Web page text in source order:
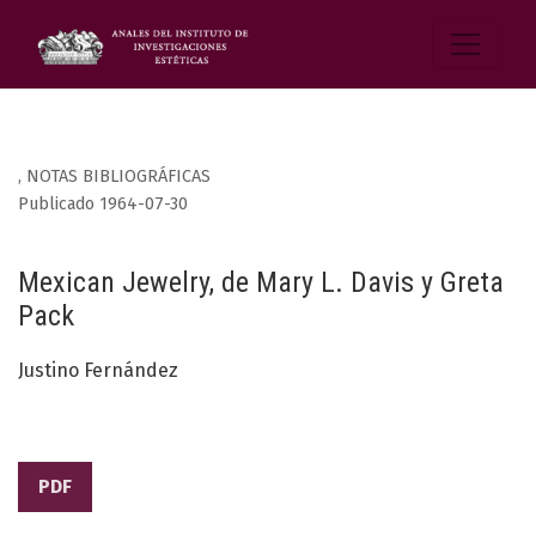
, NOTAS BIBLIOGRÁFICAS
Mexican Jewelry, de Mary L. Davis y Greta
Pack
Publicado 1964-07-30
Justino Fernández
PDF